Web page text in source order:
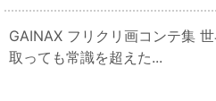
GAINAX フリクリ画コンテ集
取っても常識を超えた...